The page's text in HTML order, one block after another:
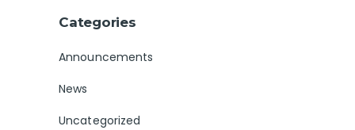
Categories
Announcements
News
Uncategorized